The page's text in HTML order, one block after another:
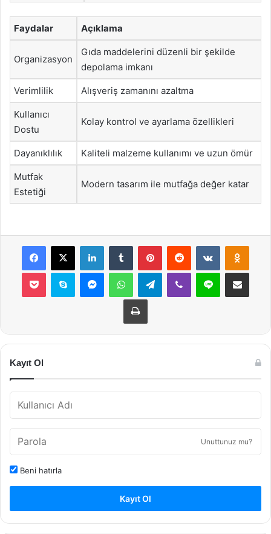
Faydalar Açıklama
Organizasyon
Gıda maddelerini düzenli bir şekilde
depolama imkanı
Verimlilik Alışveriş zamanını azaltma
Kullanıcı
Dostu
Kolay kontrol ve ayarlama özellikleri
Dayanıklılık Kaliteli malzeme kullanımı ve uzun ömür
Mutfak
Estetiği
Modern tasarım ile mutfağa değer katar
Facebook
X LinkedInTumblr PinterestReddit VKontakte
Pocket Skype MessengerWhatsAppTelegramViber Line E-Posta ile
Yazdır
Kayıt Ol
Unuttunuz mu?
Beni hatırla
Kayıt Ol